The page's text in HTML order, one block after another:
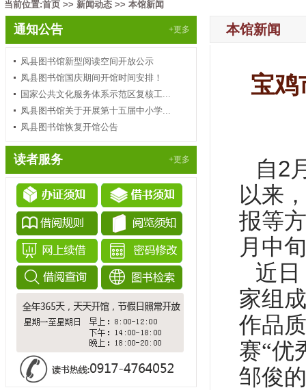
当前位置:首页 >> 新闻动态 >> 本馆新闻
通知公告 +更多
凤县图书馆新型阅读空间开放公示
凤县图书馆国庆期间开馆时间安排！
国家公共文化服务体系示范区复核工...
凤县图书馆关于开展第十五届中小学...
凤县图书馆恢复开馆公告
读者服务 +更多
本馆新闻
宝鸡
自2
以来
报等
月中
近
家组
作品
赛“优
邹俊